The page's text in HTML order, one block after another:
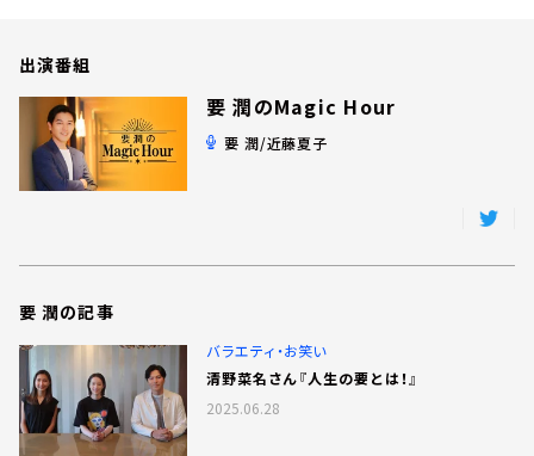
会社情報
出演番組
要 潤のMagic Hour
要 潤/近藤夏子
要 潤の記事
バラエティ・お笑い
清野菜名さん『人生の要とは！』
2025.06.28